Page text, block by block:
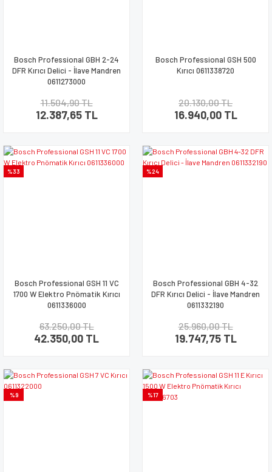
Bosch Professional GBH 2-24
DFR Kırıcı Delici - İlave Mandren
0611273000
11.504,90 TL
12.387,65 TL
Bosch Professional GSH 500
Kırıcı 0611338720
20.130,00 TL
16.940,00 TL
%33
Bosch Professional GSH 11 VC
1700 W Elektro Pnömatik Kırıcı
0611336000
63.250,00 TL
42.350,00 TL
%24
Bosch Professional GBH 4-32
DFR Kırıcı Delici - İlave Mandren
0611332190
25.960,00 TL
19.747,75 TL
%9 %17